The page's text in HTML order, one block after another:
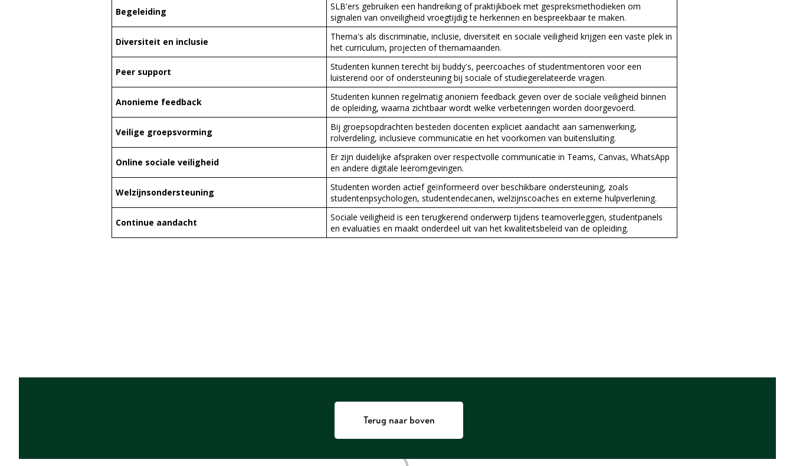
Begeleiding
SLB'ers gebruiken een handreiking of praktijkboek met gespreksmethodieken om
signalen van onveiligheid vroegtijdig te herkennen en bespreekbaar te maken.
Diversiteit en inclusie
Thema's als discriminatie, inclusie, diversiteit en sociale veiligheid krijgen een vaste plek in
het curriculum, projecten of themamaanden.
Peer support
Studenten kunnen terecht bij buddy's, peercoaches of studentmentoren voor een
luisterend oor of ondersteuning bij sociale of studiegerelateerde vragen.
Anonieme feedback
Studenten kunnen regelmatig anoniem feedback geven over de sociale veiligheid binnen
de opleiding, waarna zichtbaar wordt welke verbeteringen worden doorgevoerd.
Veilige groepsvorming
Bij groepsopdrachten besteden docenten expliciet aandacht aan samenwerking,
rolverdeling, inclusieve communicatie en het voorkomen van buitensluiting.
Online sociale veiligheid
Er zijn duidelijke afspraken over respectvolle communicatie in Teams, Canvas, WhatsApp
en andere digitale leeromgevingen.
Welzijnsondersteuning
Studenten worden actief geïnformeerd over beschikbare ondersteuning, zoals
studentenpsychologen, studentendecanen, welzijnscoaches en externe hulpverlening.
Continue aandacht
Sociale veiligheid is een terugkerend onderwerp tijdens teamoverleggen, studentpanels
en evaluaties en maakt onderdeel uit van het kwaliteitsbeleid van de opleiding.
Terug naar boven